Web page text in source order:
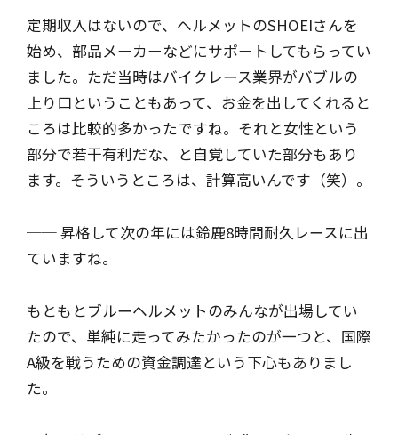
定期収入はないので、ヘルメットのSHOEIさんを
始め、部品メーカーなどにサポートしてもらってい
ました。ただ当時はバイクレース業界がバブルの
上り口ということもあって、お金を出してくれると
ころは比較的多かったですね。それと女性という
部分で若干有利だな、と自覚していた部分もあり
ます。そういうところは、計算高いんです（笑）。
── 昇格して次の年には鈴鹿8時間耐久レースに出
ていますね。
もともとブルーヘルメットのみんなが出場してい
たので、単純に走ってみたかったのが一つと、国際
A級を戦うための資金調達という下心もありまし
た。